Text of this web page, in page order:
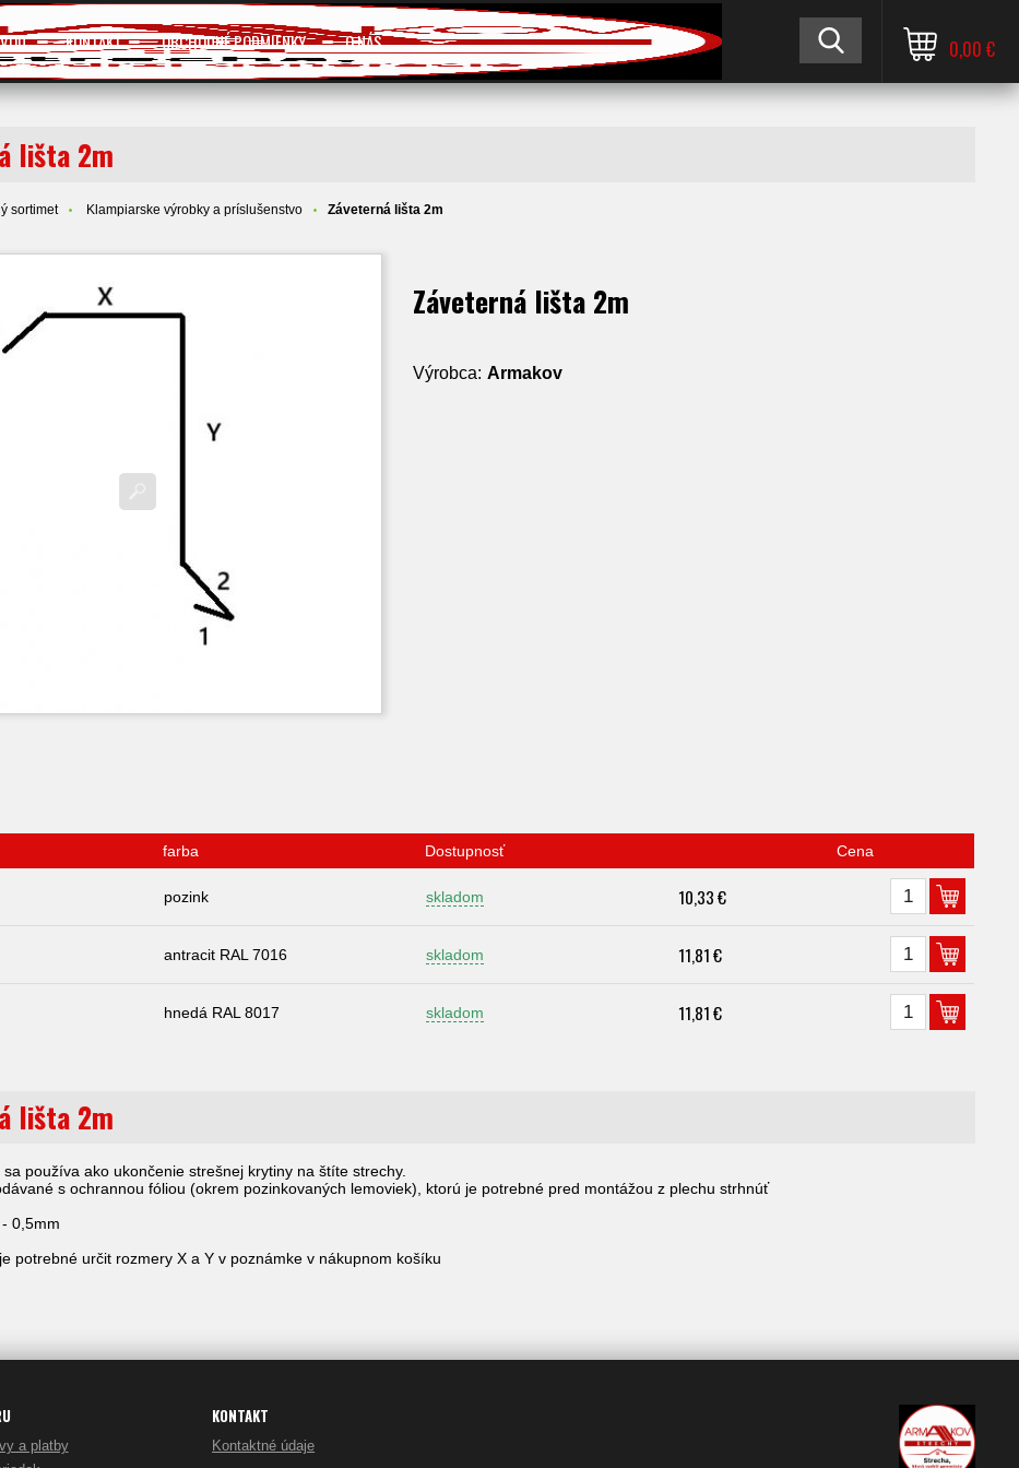
KONTAKT OBCHODNÉ PODMIENKY O NÁS 0,00 €
lišta 2m
sortimet Klampiarske výrobky a príslušenstvo Záveterná lišta 2m
Záveterná lišta 2m
Výrobca: Armakov
farba Dostupnosť Cena
pozink skladom 10,33 €
antracit RAL 7016 skladom 11,81 €
hnedá RAL 8017 skladom 11,81 €
lišta 2m
používa ako ukončenie strešnej krytiny na štíte strechy.
s ochrannou fóliou (okrem pozinkovaných lemoviek), ktorú je potrebné pred montážou z plechu strhnúť
0,5mm
potrebné určit rozmery X a Y v poznámke v nákupnom košíku
a platby
KONTAKT
Kontaktné údaje